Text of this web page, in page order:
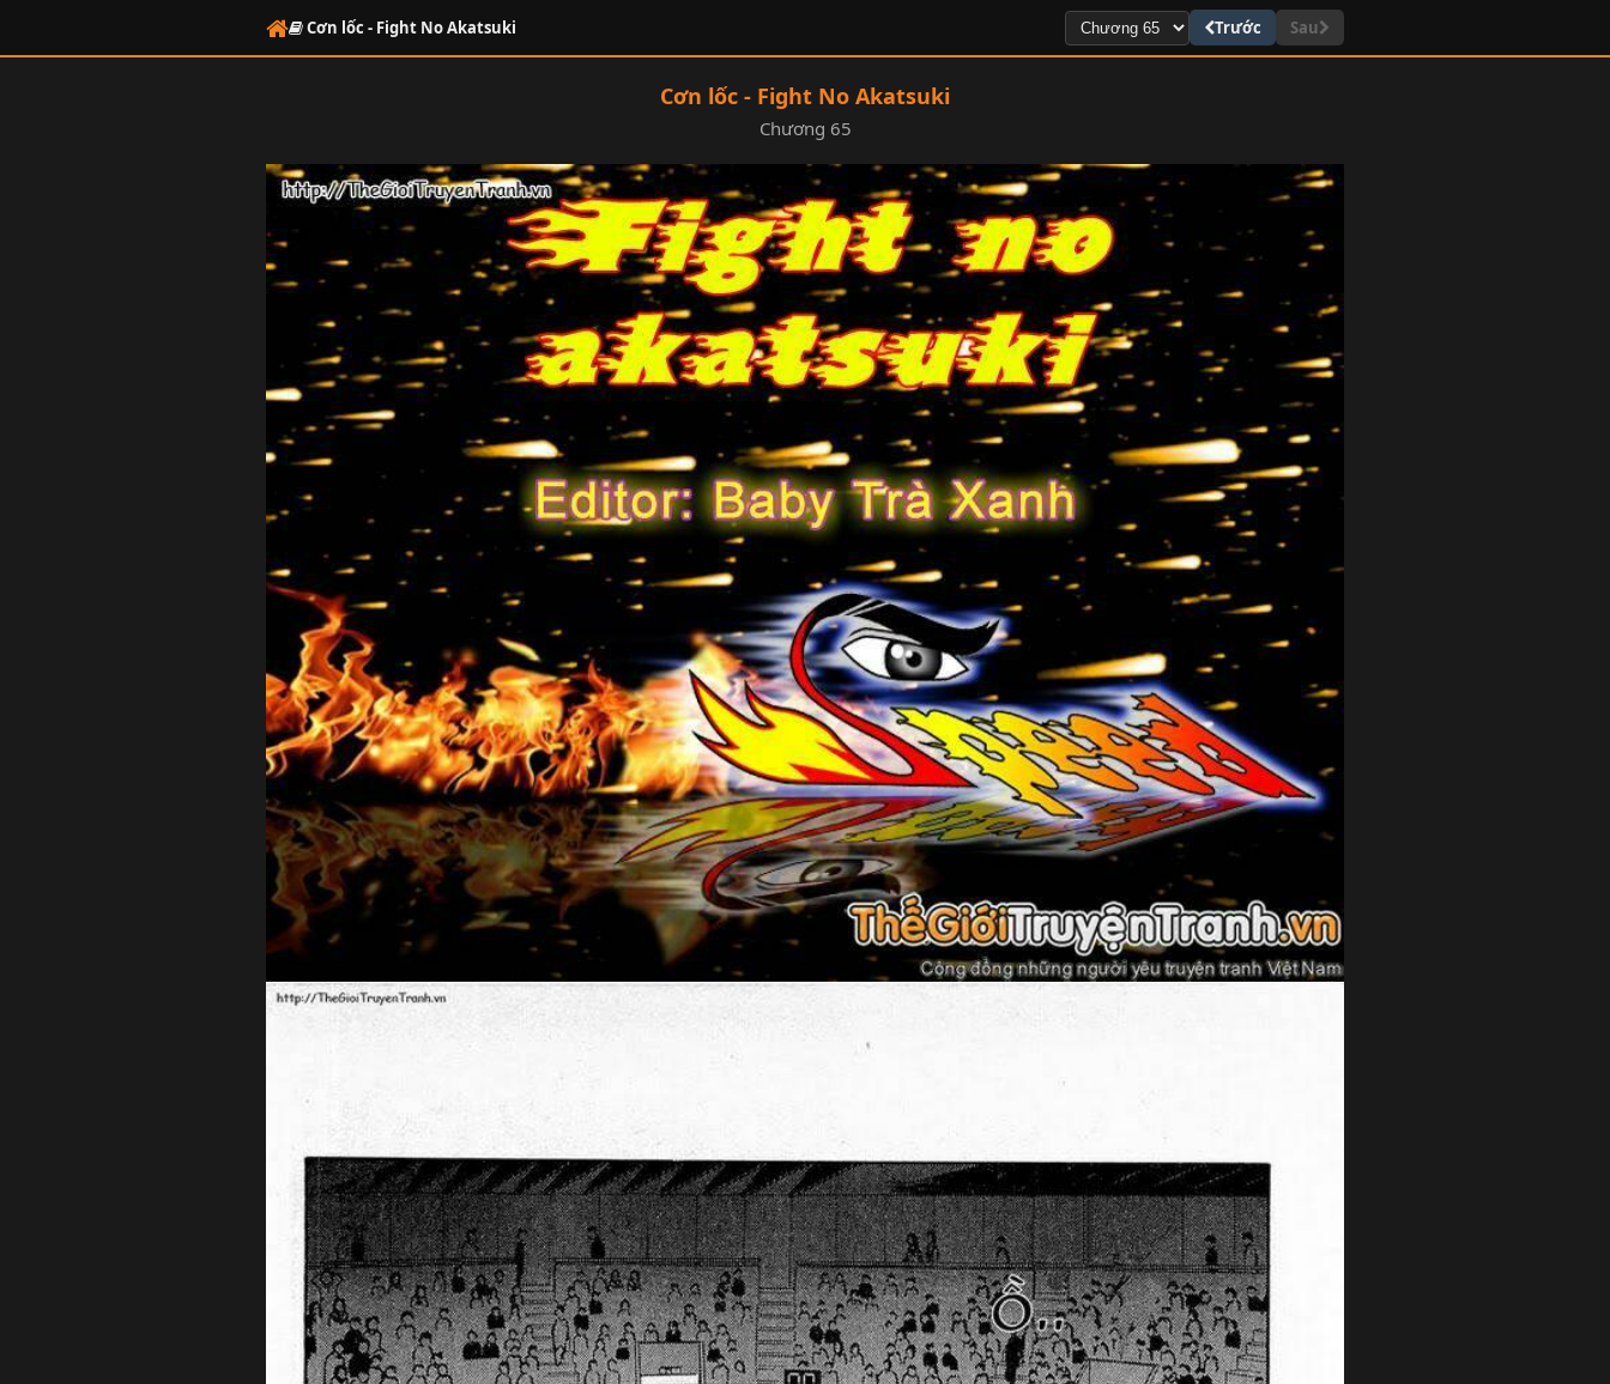
Cơn lốc - Fight No Akatsuki Trước Sau
Cơn lốc - Fight No Akatsuki
Chương 65